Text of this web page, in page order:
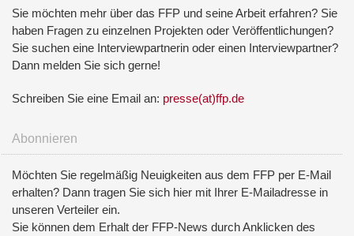
Sie möchten mehr über das FFP und seine Arbeit erfahren? Sie
haben Fragen zu einzelnen Projekten oder Veröffentlichungen?
Sie suchen eine Interviewpartnerin oder einen Interviewpartner?
Dann melden Sie sich gerne!
Schreiben Sie eine Email an: presse(at)ffp.de
Abonnieren
Möchten Sie regelmäßig Neuigkeiten aus dem FFP per E-Mail
erhalten? Dann tragen Sie sich hier mit Ihrer E-Mailadresse in
unseren Verteiler ein.
Sie können dem Erhalt der FFP-News durch Anklicken des